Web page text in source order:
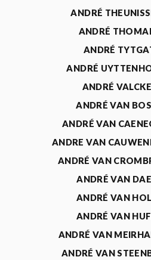
ANDRÉ
ANDRÉ
ANDRÉ
ANDRÉ
ANDRÉ
ANDRÉ VAN
ANDRÉ VAN
ANDRE VAN
ANDRÉ VAN
ANDRÉ VAN
ANDRÉ VAN
ANDRÉ VAN
ANDRÉ VAN
ANDRÉ VAN